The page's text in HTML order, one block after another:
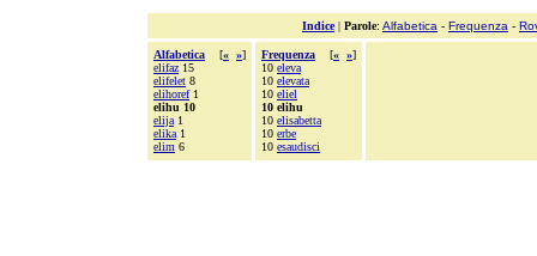
Indice| Parole: Alfabetica - Frequenza -
Alfabetica [« »]
elifaz 15
elifelet 8
elihoref1
elihu 10
elija 1
elika 1
elim 6
Frequenza [« »]
10 eleva
10 elevata
10 eliel
10 elihu
10 elisabetta
10 erbe
10 esaudisci